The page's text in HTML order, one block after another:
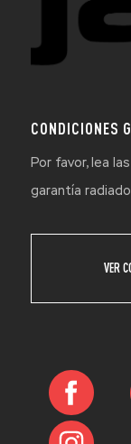
CONDICIONES
Por favor, lea
garantía
VER